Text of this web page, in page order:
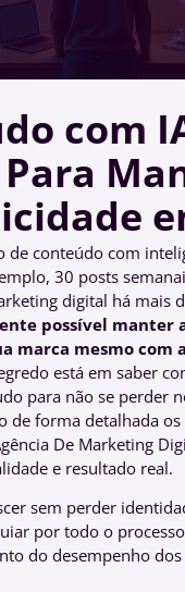
com
Para
de conteúdo com
30 posts
digital há mais
possível manter
marca mesmo com
está em saber
para não se perder
de forma detalhada os
De Marketing
e resultado real.
sem perder
por todo o
do desempenho